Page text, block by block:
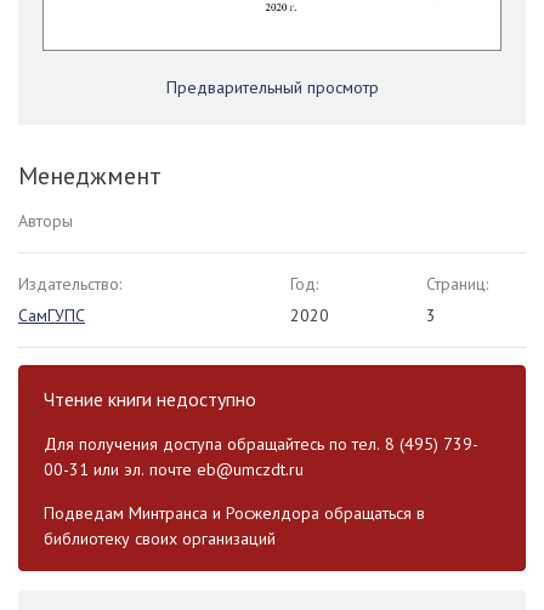
Предварительный просмотр
Менеджмент
Авторы
Издательство:
СамГУПС
Год:
2020
Страниц:
3
Чтение книги недоступно
Для получения доступа обращайтесь по тел. 8 (495) 739-
00-31 или эл. почте eb@umczdt.ru
Подведам Минтранса и Росжелдора обращаться в
библиотеку своих организаций